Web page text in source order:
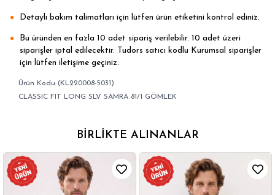
Detaylı bakım talimatları için lütfen ürün etiketini kontrol ediniz.
Bu üründen en fazla 10 adet sipariş verilebilir. 10 adet üzeri
siparişler iptal edilecektir. Tudors satıcı kodlu Kurumsal siparişler
için lütfen iletişime geçiniz.
(KL220008-5031)
CLASSIC FIT LONG SLV SAMRA 81/1 GÖMLEK
BIRLIKTE ALINANLAR